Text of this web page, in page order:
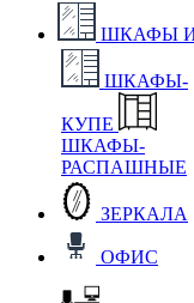
ШКАФЫ
ШКАФЫ-
КУПЕ
ШКАФЫ-
РАСПАШНЫЕ
ЗЕРКАЛА
ОФИС